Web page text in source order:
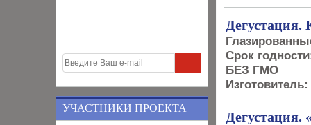
УЧАСТНИКИ ПРОЕКТА
Срок
БЕЗ ГМО
Изготовитель: